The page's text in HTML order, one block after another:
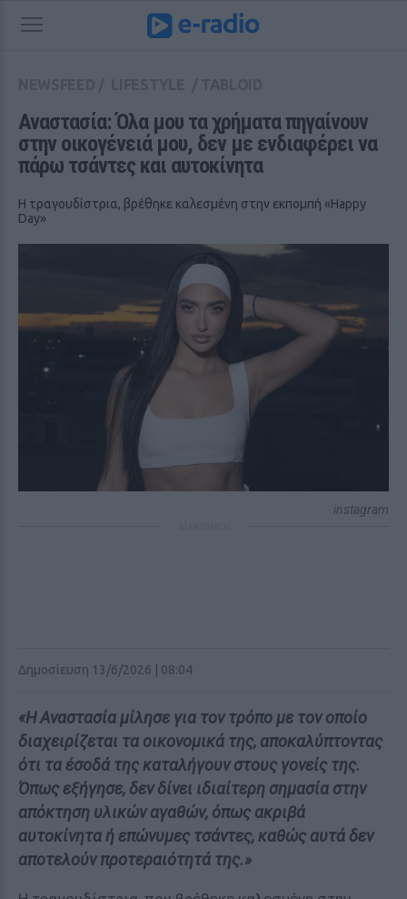
Αναστασία: Όλα μου τα χρήματα πηγαίνουν
στην οικογένειά μου, δεν με ενδιαφέρει να
πάρω τσάντες και αυτοκίνητα
Η τραγουδίστρια, βρέθηκε καλεσμένη στην εκπομπή «Happy
Day»
instagram
Δημοσίευση 13/6/2026 | 08:04
«Η Αναστασία μίλησε για τον τρόπο με τον οποίο
διαχειρίζεται τα οικονομικά της, αποκαλύπτοντας
ότι τα έσοδά της καταλήγουν στους γονείς της.
Όπως εξήγησε, δεν δίνει ιδιαίτερη σημασία στην
απόκτηση υλικών αγαθών, όπως ακριβά
αυτοκίνητα ή επώνυμες τσάντες, καθώς αυτά δεν
αποτελούν προτεραιότητά της.»